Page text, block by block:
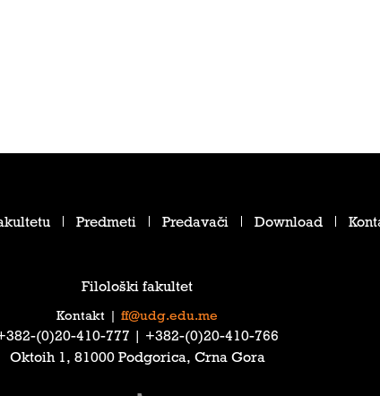
Predmeti Predavači Download
Filološki fakultet
Kontakt ff@udg.edu.me
(0)20-410-777‎ | ‎+382-(0)20-410-766‎
Oktoih 1, 81000 Podgorica, Crna Gora